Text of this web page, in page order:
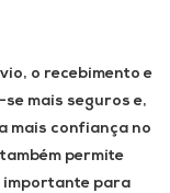
o recebimento e
mais seguros e,
mais confiança no
permite
para